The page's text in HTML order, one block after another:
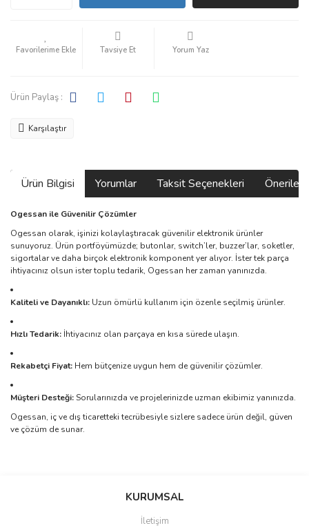
Tavsiye Et Yorum Yaz
Ürün Paylaş :
Karşılaştır
Ürün Bilgisi Yorumlar Taksit Seçenekleri
Ogessan ile Güvenilir Çözümler
Ogessan olarak, işinizi kolaylaştıracak güvenilir elektronik ürünler
sunuyoruz. Ürün portföyümüzde; butonlar, switch’ler, buzzer’lar, soketler,
sigortalar ve daha birçok elektronik komponent yer alıyor. İster tek parça
ihtiyacınız olsun ister toplu tedarik, Ogessan her zaman yanınızda.
Kaliteli ve Dayanıklı: Uzun ömürlü kullanım için özenle seçilmiş ürünler.
Hızlı Tedarik: İhtiyacınız olan parçaya en kısa sürede ulaşın.
Rekabetçi Fiyat: Hem bütçenize uygun hem de güvenilir çözümler.
Müşteri Desteği:Sorularınızda ve projelerinizde uzman ekibimiz yanınızda.
Ogessan, iç ve dış ticaretteki tecrübesiyle sizlere sadece ürün değil, güven
ve çözüm de sunar.
Bu ürüne ilk yorumu siz yapın!
KURUMSAL
İletişim